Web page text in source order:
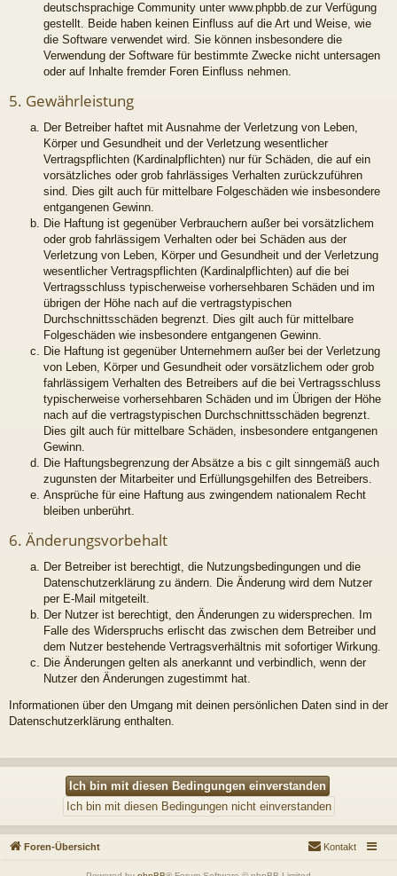
deutschsprachige Community unter www.phpbb.de zur Verfügung
gestellt. Beide haben keinen Einfluss auf die Art und Weise, wie
die Software verwendet wird. Sie können insbesondere die
Verwendung der Software für bestimmte Zwecke nicht untersagen
oder auf Inhalte fremder Foren Einfluss nehmen.
5. Gewährleistung
Der Betreiber haftet mit Ausnahme der Verletzung von Leben,
Körper und Gesundheit und der Verletzung wesentlicher
Vertragspflichten (Kardinalpflichten) nur für Schäden, die auf ein
vorsätzliches oder grob fahrlässiges Verhalten zurückzuführen
sind. Dies gilt auch für mittelbare Folgeschäden wie insbesondere
entgangenen Gewinn.
Die Haftung ist gegenüber Verbrauchern außer bei vorsätzlichem
oder grob fahrlässigem Verhalten oder bei Schäden aus der
Verletzung von Leben, Körper und Gesundheit und der Verletzung
wesentlicher Vertragspflichten (Kardinalpflichten) auf die bei
Vertragsschluss typischerweise vorhersehbaren Schäden und im
übrigen der Höhe nach auf die vertragstypischen
Durchschnittsschäden begrenzt. Dies gilt auch für mittelbare
Folgeschäden wie insbesondere entgangenen Gewinn.
Die Haftung ist gegenüber Unternehmern außer bei der Verletzung
von Leben, Körper und Gesundheit oder vorsätzlichem oder grob
fahrlässigem Verhalten des Betreibers auf die bei Vertragsschluss
typischerweise vorhersehbaren Schäden und im Übrigen der Höhe
nach auf die vertragstypischen Durchschnittsschäden begrenzt.
Dies gilt auch für mittelbare Schäden, insbesondere entgangenen
Gewinn.
Die Haftungsbegrenzung der Absätze a bis c gilt sinngemäß auch
zugunsten der Mitarbeiter und Erfüllungsgehilfen des Betreibers.
Ansprüche für eine Haftung aus zwingendem nationalem Recht
bleiben unberührt.
6. Änderungsvorbehalt
Der Betreiber ist berechtigt, die Nutzungsbedingungen und die
Datenschutzerklärung zu ändern. Die Änderung wird dem Nutzer
per E-Mail mitgeteilt.
Der Nutzer ist berechtigt, den Änderungen zu widersprechen. Im
Falle des Widerspruchs erlischt das zwischen dem Betreiber und
dem Nutzer bestehende Vertragsverhältnis mit sofortiger Wirkung.
Die Änderungen gelten als anerkannt und verbindlich, wenn der
Nutzer den Änderungen zugestimmt hat.
Informationen über den Umgang mit deinen persönlichen Daten sind in der
Datenschutzerklärung enthalten.
Foren-Übersicht Kontakt